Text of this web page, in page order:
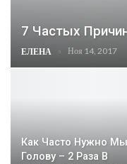
7 Частых
ЕЛЕНА Ноя 14, 2017
Как Часто Нужно
Голову – 2 Раза В